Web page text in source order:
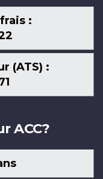
:
(ATS) :
ACC?